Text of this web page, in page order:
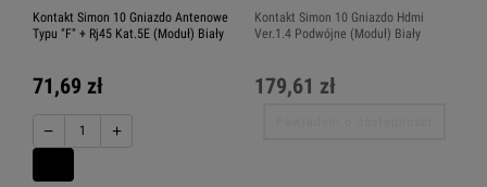
Kontakt Simon 10 Gniazdo Antenowe
Typu "F" + Rj45 Kat.5E (Moduł) Biały
71,69 zł
− +
Kontakt Simon 10 Gniazdo Hdmi
Ver.1.4 Podwójne (Moduł) Biały
179,61 zł